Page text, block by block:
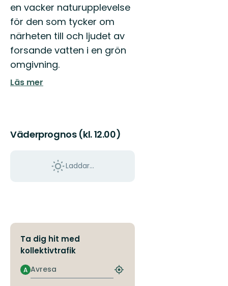
en vacker naturupplevelse
för den som tycker om
närheten till och ljudet av
forsande vatten i en grön
omgivning.
Läs mer
Väderprognos (kl. 12.00)
Laddar...
Ta dig hit med
kollektivtrafik
Avresa
A
Hitta